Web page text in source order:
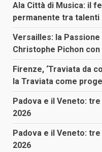
Ala Città di Musica: il
permanente tra
Versailles: la
Christophe Pichon
Firenze, ‘Traviata da
la Traviata come
Padova e il Veneto:
2026
Padova e il Veneto:
2026